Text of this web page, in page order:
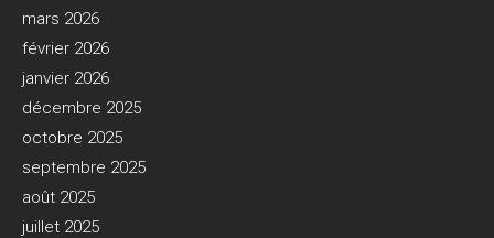
mars 2026
février 2026
janvier 2026
décembre 2025
octobre 2025
septembre 2025
août 2025
juillet 2025